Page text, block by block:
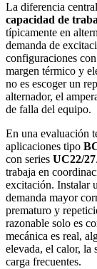
La diferencia
capacidad de
típicamente en
demanda de
configuraciones
margen térmico y
no es escoger un
alternador, el
de falla del equipo.
En una evaluación
aplicaciones tipo
con series UC22/27
trabaja en
excitación. Instalar
demanda mayor
prematuro y
razonable solo es
mecánica es real,
elevada, el calor, la
carga frecuentes.